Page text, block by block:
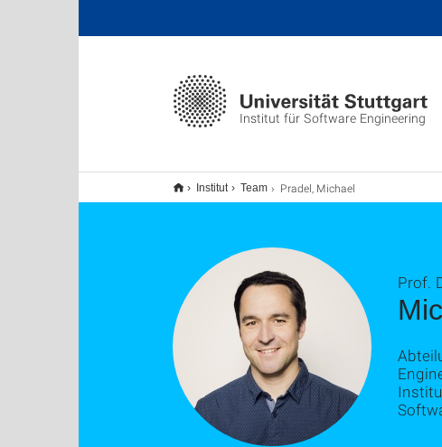
Institut für Software Engineering
Institut Team Pradel, Michael
Prof.